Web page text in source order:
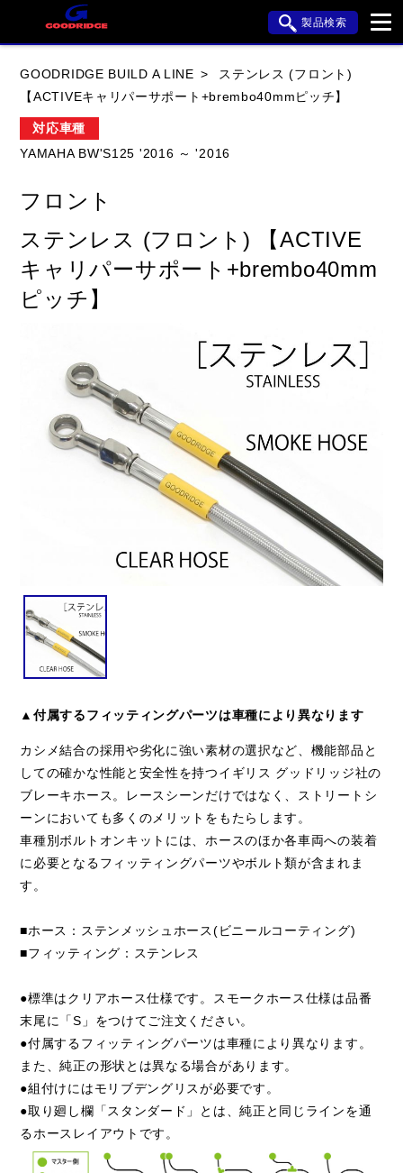
製品検索
車種検索
アイテム検索 品番検索
HONDA YAMAHA SUZUKI
KAWASAKI
DUCATI HARLEY DAVIDSON
HYOSUNG
閉じる
GOODRIDGE BUILD A LINE
ステンレス (フロント)
【ACTIVEキャリパーサポート+brembo40mmピッチ】
対応車種
YAMAHA BW'S125 '2016 ～ '2016
フロント
ステンレス (フロント) 【ACTIVE
キャリパーサポート+brembo40mm
ピッチ】
▲付属するフィッティングパーツは車種により異なります
カシメ結合の採用や劣化に強い素材の選択など、機能部品と
しての確かな性能と安全性を持つイギリス グッドリッジ社の
ブレーキホース。レースシーンだけではなく、ストリートシ
ーンにおいても多くのメリットをもたらします。
車種別ボルトオンキットには、ホースのほか各車両への装着
に必要となるフィッティングパーツやボルト類が含まれま
す。
■ホース：ステンメッシュホース(ビニールコーティング)
■フィッティング：ステンレス
●標準はクリアホース仕様です。スモークホース仕様は品番
末尾に「S」をつけてご注文ください。
●付属するフィッティングパーツは車種により異なります。
また、純正の形状とは異なる場合があります。
●組付けにはモリブデングリスが必要です。
●取り廻し欄「スタンダード」とは、純正と同じラインを通
るホースレイアウトです。